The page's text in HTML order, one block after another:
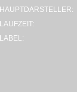
HAUPTDARSTELLER:
LAUFZEIT:
LABEL: